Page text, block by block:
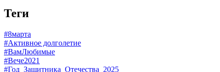
Теги
#8марта
#Активное долголетие
#ВамЛюбимые
#Вече2021
#Год_Защитника_Отечества_2025